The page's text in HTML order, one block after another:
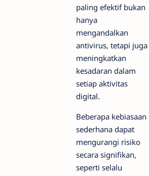
paling efektif bukan
hanya
mengandalkan
antivirus, tetapi juga
meningkatkan
kesadaran dalam
setiap aktivitas
digital.
Beberapa kebiasaan
sederhana dapat
mengurangi risiko
secara signifikan,
seperti selalu